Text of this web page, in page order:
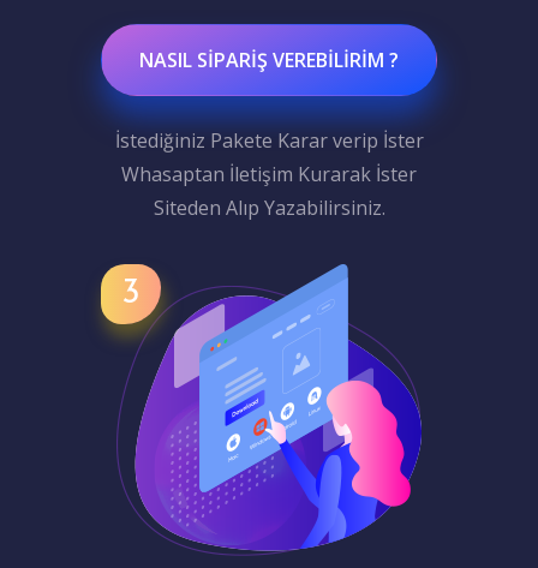
NASIL SIPARIŞ VEREBILIRIM ?
İstediğiniz Pakete Karar verip İster
Whasaptan İletişim Kurarak İster
Siteden Alıp Yazabilirsiniz.